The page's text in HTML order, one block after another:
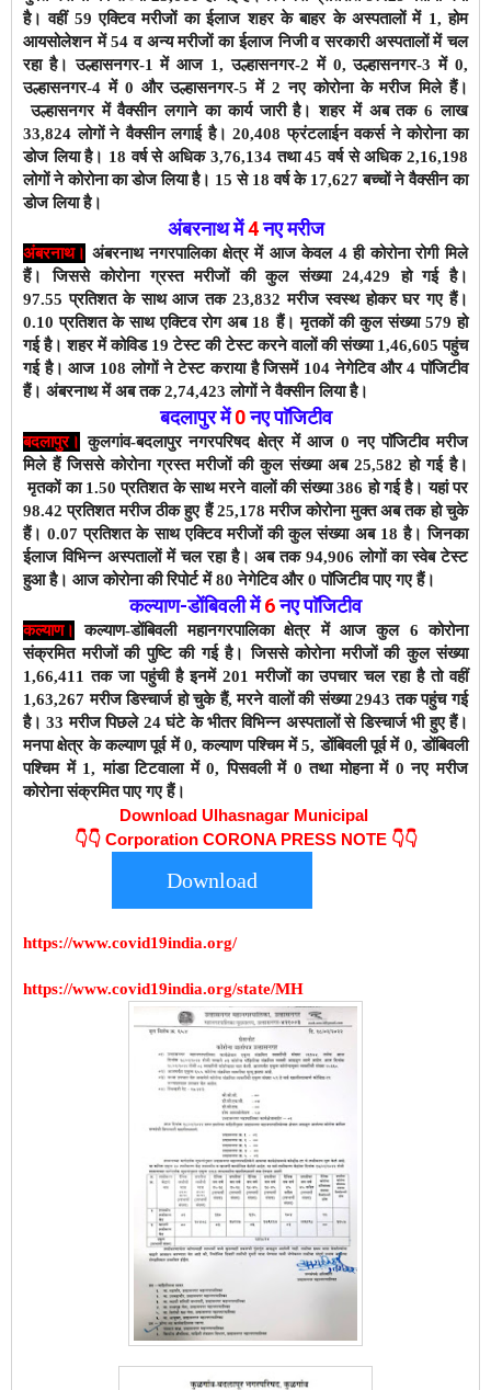
है। वहीं 59 एक्टिव मरीजों का ईलाज शहर के बाहर के अस्पतालों में 1, होम
आयसोलेशन में 54 व अन्य मरीजों का ईलाज निजी व सरकारी अस्पतालों में चल
रहा है।उल्हासनगर-1 में आज 1, उल्हासनगर-2 में 0, उल्हासनगर-3 में 0,
उल्हासनगर-4 में 0 और उल्हासनगर-5 में 2 नए कोरोना के मरीज मिले हैं।
उल्हासनगर में वैक्सीन लगाने का कार्य जारी है। शहर में अब तक 6 लाख
33,824 लोगों ने वैक्सीन लगाई है। 20,408 फ्रंटलाईन वकर्स नेकोरोना का
डोज लिया है। 18 वर्ष से अधिक 3,76,134 तथा 45 वर्ष से अधिक 2,16,198
लोगों ने कोरोना का डोज लिया है। 15 से 18 वर्ष के 17,627 बच्चों ने वैक्सीन का
डोज लिया है।
अंबरनाथ में4नएमरीज
अंबरनाथ। अंबरनाथ नगरपालिका क्षेत्र में आज केवल 4 ही कोरोना रोगी मिले
हैं। जिससे कोरोना ग्रस्त मरीजों की कुल संख्या 24,429 हो गई है।
97.55 प्रतिशत के साथ आज तक 23,832 मरीज स्वस्थ होकर घर गए हैं।
0.10 प्रतिशत के साथ एक्टिव रोग अब 18 हैं। मृतकों की कुल संख्या 579 हो
गई है। शहर में कोविड 19 टेस्ट की टेस्ट करने वालों की संख्या 1,46,605 पहुंच
गई है। आज 108 लोगों ने टेस्ट कराया है जिसमें 104 नेगेटिव और 4 पाॅजिटीव
हैं। अंबरनाथ में अब तक 2,74,423 लोगों ने वैक्सीनलिया है।
बदलापुर में0नए पाॅजिटीव
बदलापुर। कुलगांव-बदलापुर नगरपरिषद क्षेत्र में आज 0 नए पाॅजिटीव मरीज
मिले हैं जिससे कोरोना ग्रस्त मरीजों की कुल संख्या अब 25,582 हो गई है।
मृतकों का 1.50 प्रतिशत के साथमरने वालों की संख्या 386 हो गई है। यहां पर
98.42 प्रतिशत मरीज ठीक हुए हैं 25,178 मरीज कोरोना मुक्त अब तक हो चुके
हैं। 0.07 प्रतिशत के साथ एक्टिव मरीजों की कुल संख्या अब 18 है। जिनका
ईलाज विभिन्न अस्पतालों में चल रहा है। अब तक 94,906 लोगों का स्वेब टेस्ट
हुआ है। आज कोरोना की रिपोर्ट में 80 नेगेटिव और 0 पाॅजिटीव पाए गए हैं।
कल्याण-डोंबिवलीमें 6नएपाॅजिटीव
कल्याण।
कल्याण-डोंबिवली महानगरपालिका क्षेत्र में आज कुल 6 कोरोना
संक्रमित मरीजों की पुष्टि की गई है। जिससे कोरोना मरीजों की कुल संख्या
1,66,411 तक जा पहुंची है इनमें 201 मरीजों का उपचार चल रहा है तो वहीं
1,63,267 मरीज डिस्चार्ज हो चुके हैं,मरने वालों की संख्या 2943 तक पहुंच गई
है। 33 मरीज पिछले 24 घंटे के भीतर विभिन्न अस्पतालों से डिस्चार्ज भी हुए हैं।
मनपा क्षेत्र के कल्याण पूर्व में 0, कल्याण पश्चिम में 5, डोंबिवली पूर्व में 0, डोंबिवली
पश्चिम में 1, मांडा टिटवाला में 0, पिसवली में 0 तथा मोहना में 0 नए मरीज
कोरोना संक्रमित पाए गए हैं।
Download Ulhasnagar Municipal
👇👇 Corporation CORONA PRESS NOTE 👇👇
Download
https://www.covid19india.org/
https://www.covid19india.org/state/MH